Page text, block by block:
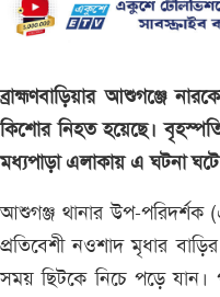
ব্রাহ্মণবাড়িয়ার আশুগঞ্জে
কিশোর নিহত হয়েছে।
মধ্যপাড়া এলাকায় এ ঘটনা
আশুগঞ্জ থানার উপ-
প্রতিবেশী নওশাদ মৃধার
সময় ছিটকে নিচে পড়ে